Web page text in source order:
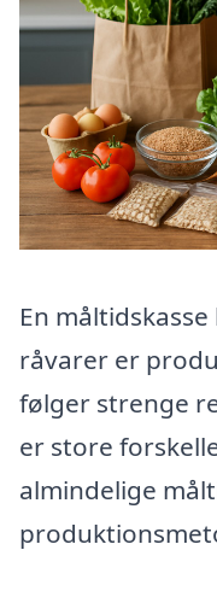
En
råvarer er
følger strenge
er store
almindelige